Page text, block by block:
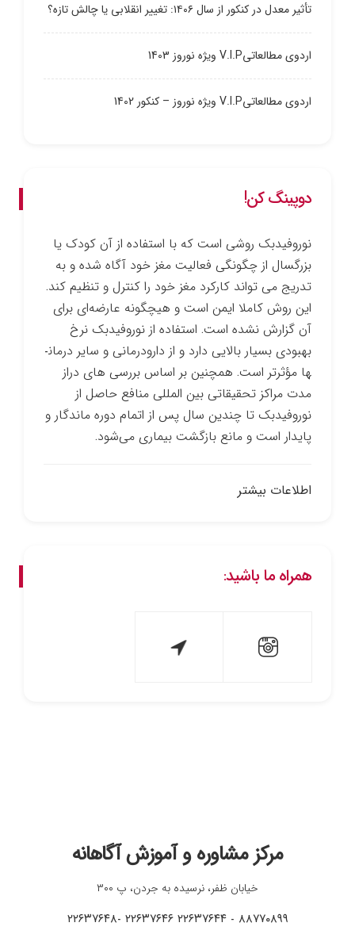
تأثیر معدل در کنکور از سال ۱۴۰۶: تغییر انقلابی یا چالش تازه؟
اردوی مطالعاتیV.I.P ویژه نوروز 1403
اردوی مطالعاتیV.I.P ویژه نوروز – کنکور 1402
دوپینگ کن!
نوروفیدبک روشی است که با استفاده از آن کودک یا
بزرگسال از چگونگی فعالیت مغز خود آگاه شده و به
تدریج می ­تواند کارکرد مغز خود را کنترل و تنظیم کند.
این روش کاملا ایمن است و هیچ­گونه عارضه‌ای برای
آن گزارش نشده است. استفاده از نوروفیدبک نرخ
بهبودی بسیار بالایی دارد و از دارو­درمانی و سایر درمان­
ها مؤثرتر است. همچنین بر اساس بررسی­ های دراز
مدت مراکز تحقیقاتی بین­ المللی منافع حاصل از
نوروفیدبک تا چندین سال پس از اتمام دوره ماندگار و
پایدار است و مانع بازگشت بیماری می‌شود.
اطلاعات بیشتر
همراه ما باشید:
مرکز مشاوره و آموزش آگاهانه
خیابان ظفر، نرسیده به جردن، پ ۳۰۰
۸۸۷۷۰۸۹۹ - ۲۲۶۳۷۶۴۴ ۲۲۶۳۷۶۴۶ -۲۲۶۳۷۶۴۸